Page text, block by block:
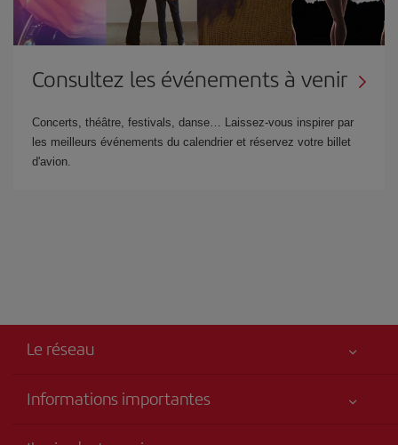
Consultez les événements à venir
Concerts, théâtre, festivals, danse… Laissez-vous inspirer par
les meilleurs événements du calendrier et réservez votre billet
d'avion.
Le réseau
Informations importantes